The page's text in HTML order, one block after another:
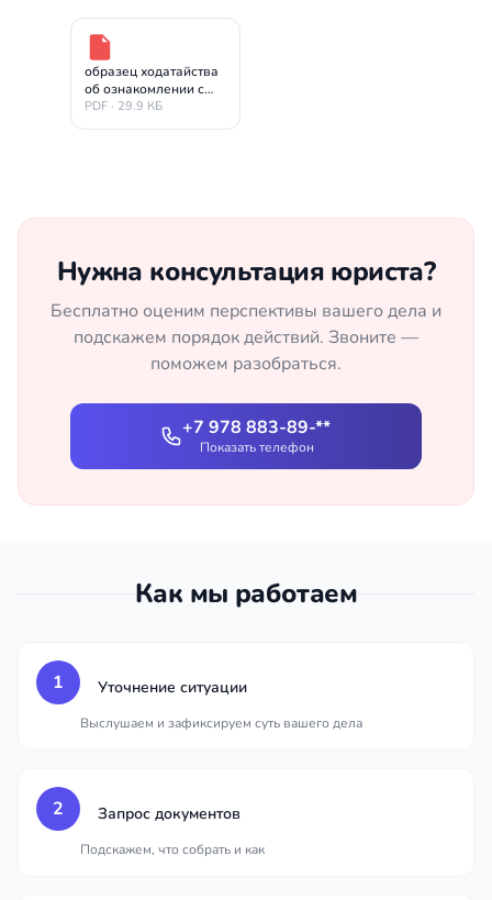
образец ходатайства
об ознакомлении с
материалом по 12.26
PDF · 29.9 КБ
Нужна консультация юриста?
Бесплатно оценим перспективы вашего дела и
подскажем порядок действий. Звоните —
поможем разобраться.
+7 978 883-89-**
Показать телефон
Как мы работаем
1 Уточнение ситуации
Выслушаем и зафиксируем суть вашего дела
2 Запрос документов
Подскажем, что собрать и как